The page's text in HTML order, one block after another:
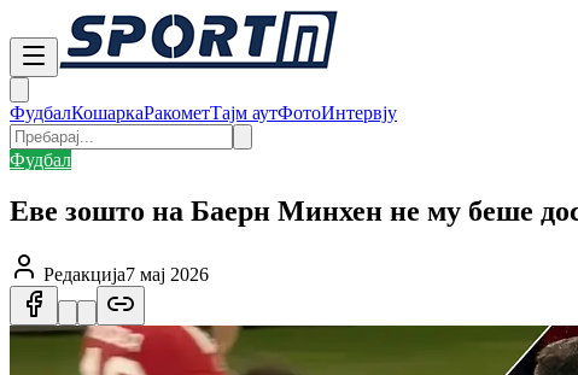
ФудбалКошаркаРакометТајм аутФотоИнтервју
Фудбал
Еве зошто на Баерн Минхен не му беше
Редакција7 мај 2026